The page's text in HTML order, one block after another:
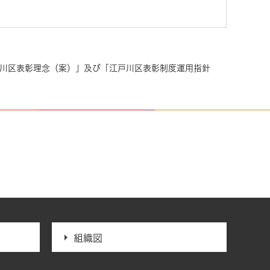
区表彰理念（案）」及び「江戸川区表彰制度運用指針
組織図